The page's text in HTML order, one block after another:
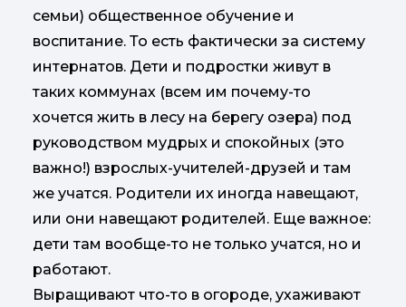
семьи) общественное обучение и
воспитание. То есть фактически за систему
интернатов. Дети и подростки живут в
таких коммунах (всем им почему-то
хочется жить в лесу на берегу озера) под
руководством мудрых и спокойных (это
важно!) взрослых-учителей-друзей и там
же учатся. Родители их иногда навещают,
или они навещают родителей. Еще важное:
дети там вообще-то не только учатся, но и
работают.
Выращивают что-то в огороде, ухаживают